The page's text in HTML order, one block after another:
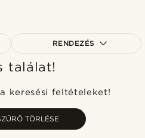
RENDEZÉS
A legkeresettebb
Legmagasabb ár
találat!
keresési feltételeket!
TÖRLÉSE